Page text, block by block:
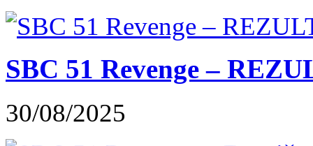
SBC 51 Revenge –
30/08/2025